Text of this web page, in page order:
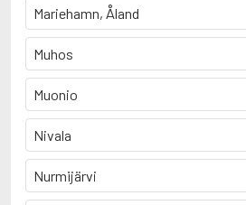
Mariehamn, Åland
Muhos
Muonio
Nivala
Nurmijärvi